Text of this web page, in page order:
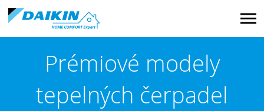
Prémiové modely
tepelných čerpadel